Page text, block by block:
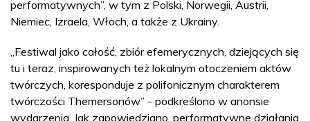
performatywnych”, w tym z Polski, Norwegii, Austrii,
Niemiec, Izraela, Włoch, a także z Ukrainy.
„Festiwal jako całość, zbiór efemerycznych, dziejących się
tu i teraz, inspirowanych też lokalnym otoczeniem aktów
twórczych, koresponduje z polifonicznym charakterem
twórczości Themersonów” - podkreślono w anonsie
wydarzenia. Jak zapowiedziano, performatywne działania